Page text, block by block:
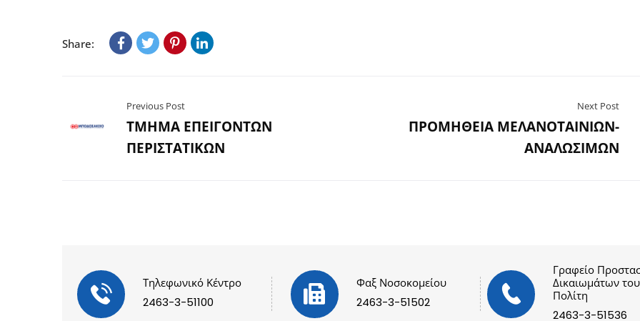
Share:
Previous Post
ΤΜΗΜΑ ΕΠΕΙΓΟΝΤΩΝ
ΠΕΡΙΣΤΑΤΙΚΩΝ
Next Post
ΠΡΟΜΗΘΕΙΑ ΜΕΛΑΝΟΤΑΙΝΙΩΝ-
ΑΝΑΛΩΣΙΜΩΝ
Τηλεφωνικό Κέντρο
2463-3-51100
Φαξ Νοσοκομείου
2463-3-51502
Γραφείο
Δικαιωμάτων του
Πολίτη
2463-3-51536